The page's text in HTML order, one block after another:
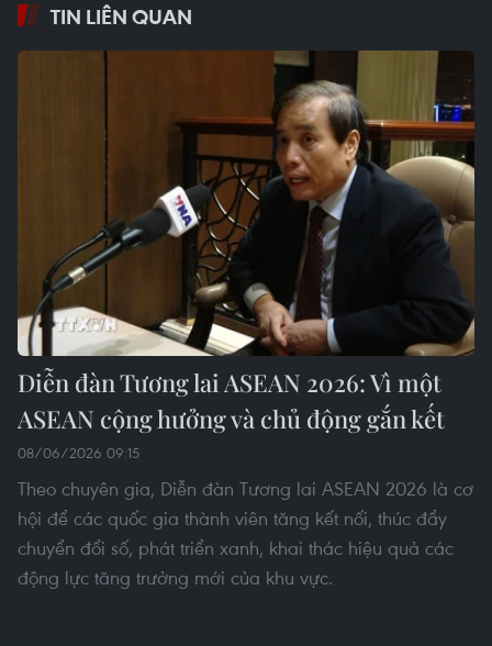
TIN LIÊN QUAN
Diễn đàn Tương lai ASEAN 2026: Vì một
ASEAN cộng hưởng và chủ động gắn kết
08/06/2026 09:15
Theo chuyên gia, Diễn đàn Tương lai ASEAN 2026 là cơ
hội để các quốc gia thành viên tăng kết nối, thúc đẩy
chuyển đổi số, phát triển xanh, khai thác hiệu quả các
động lực tăng trưởng mới của khu vực.